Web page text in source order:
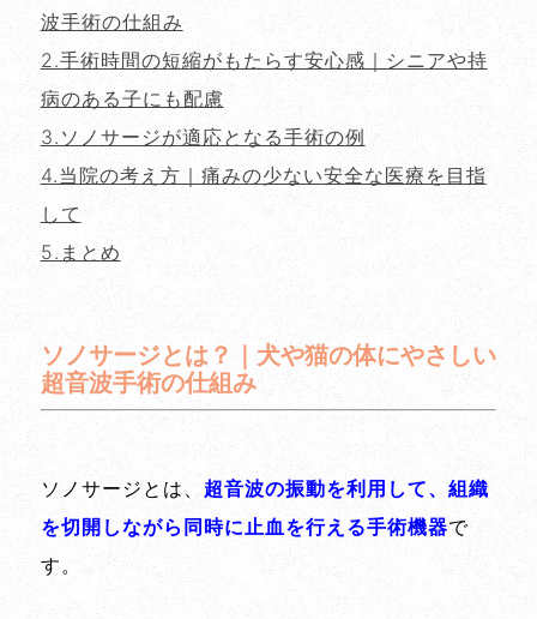
波手術の仕組み
2.手術時間の短縮がもたらす安心感｜シニアや持
病のある子にも配慮
3.ソノサージが適応となる手術の例
4.当院の考え方｜痛みの少ない安全な医療を目指
して
5.まとめ
ソノサージとは？｜犬や猫の体にやさしい
超音波手術の仕組み
ソノサージとは、 超音波の振動を利用して、組織
を切開しながら同時に止血を行える手術機器で
す。